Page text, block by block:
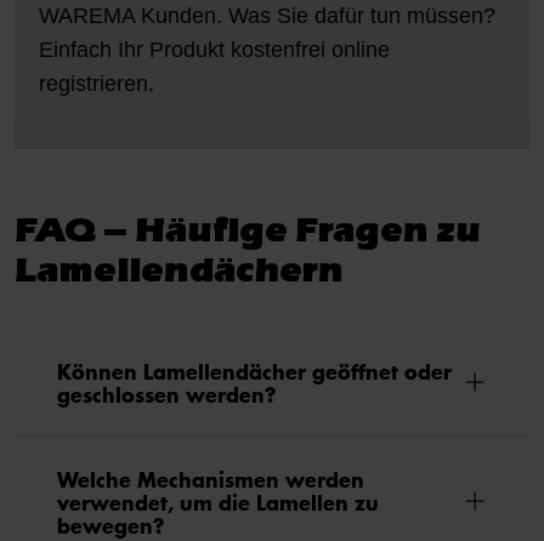
WAREMA Kunden. Was Sie dafür tun müssen?
Einfach Ihr Produkt kostenfrei online
registrieren.
FAQ – Häufige Fragen zu
Lamellendächern
Können Lamellendächer geöffnet oder
geschlossen werden?
Welche Mechanismen werden
verwendet, um die Lamellen zu
bewegen?